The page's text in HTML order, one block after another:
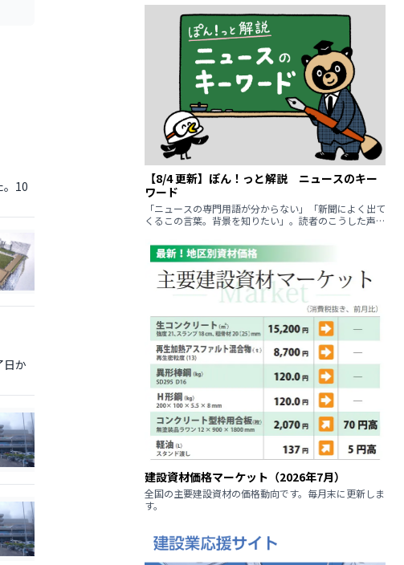
。10
日か
【8/4 更新】ぽん！っと解説 ニュースのキー
ワード
「ニュースの専門用語が分からない」「新聞によく出て
くるこの言葉。背景を知りたい」。読者のこうした声に
建設資材価格マーケット（2026年7月）
全国の主要建設資材の価格動向です。毎月末に更新しま
す。